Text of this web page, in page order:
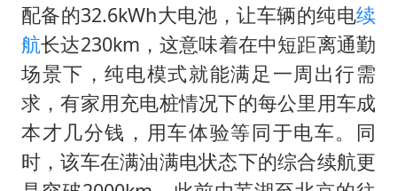
配备的32.6kWh大电池，让车辆的纯电续
航长达230km，这意味着在中短距离通勤
场景下，纯电模式就能满足一周出行需
求，有家用充电桩情况下的每公里用车成
本才几分钱，用车体验等同于电车。同
时，该车在满油满电状态下的综合续航更